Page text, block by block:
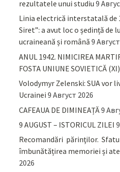
rezultatele unui studiu 9
Linia electrică interstatală de
Siret”: a avut loc o ședință de
ucraineană și română 9
ANUL 1942. NIMICIREA
FOSTA UNIUNE SOVIETICĂ (XI)
Volodymyr Zelenski: SUA vor
Ucrainei 9 Август 2026
CAFEAUA DE DIMINEAȚĂ9
9 AUGUST – ISTORICUL ZILEI
Recomandări părinţilor.
îmbunătățirea memoriei și
2026